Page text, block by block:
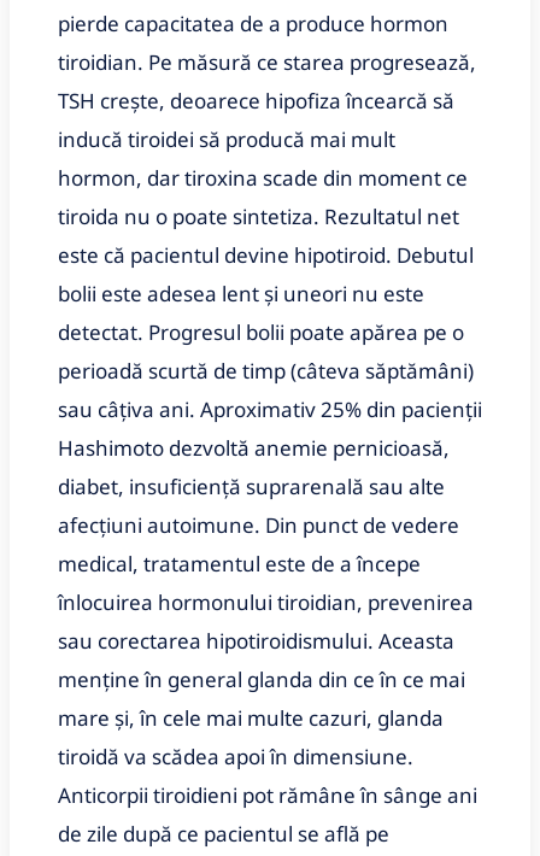
pierde capacitatea de a produce hormon
tiroidian. Pe măsură ce starea progresează,
TSH crește, deoarece hipofiza încearcă să
inducă tiroidei să producă mai mult
hormon, dar tiroxina scade din moment ce
tiroida nu o poate sintetiza. Rezultatul net
este că pacientul devine hipotiroid. Debutul
bolii este adesea lent și uneori nu este
detectat. Progresul bolii poate apărea pe o
perioadă scurtă de timp (câteva săptămâni)
sau câțiva ani. Aproximativ 25% din pacienții
Hashimoto dezvoltă anemie pernicioasă,
diabet, insuficiență suprarenală sau alte
afecțiuni autoimune. Din punct de vedere
medical, tratamentul este de a începe
înlocuirea hormonului tiroidian, prevenirea
sau corectarea hipotiroidismului. Aceasta
menține în general glanda din ce în ce mai
mare și, în cele mai multe cazuri, glanda
tiroidă va scădea apoi în dimensiune.
Anticorpii tiroidieni pot rămâne în sânge ani
de zile după ce pacientul se află pe